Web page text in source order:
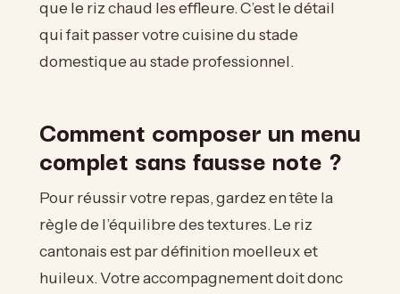
que le riz chaud les effleure. C’est le détail
qui fait passer votre cuisine du stade
domestique au stade professionnel.
Comment composer un menu
complet sans fausse note ?
Pour réussir votre repas, gardez en tête la
règle de l’équilibre des textures. Le riz
cantonais est par définition moelleux et
huileux. Votre accompagnement doit donc